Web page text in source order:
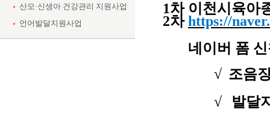
산모·신생아 건강관리 지원사업
언어발달지원사업
1차 이천시육아
2차 https://
네이버 폼
√ 조음
√
발달